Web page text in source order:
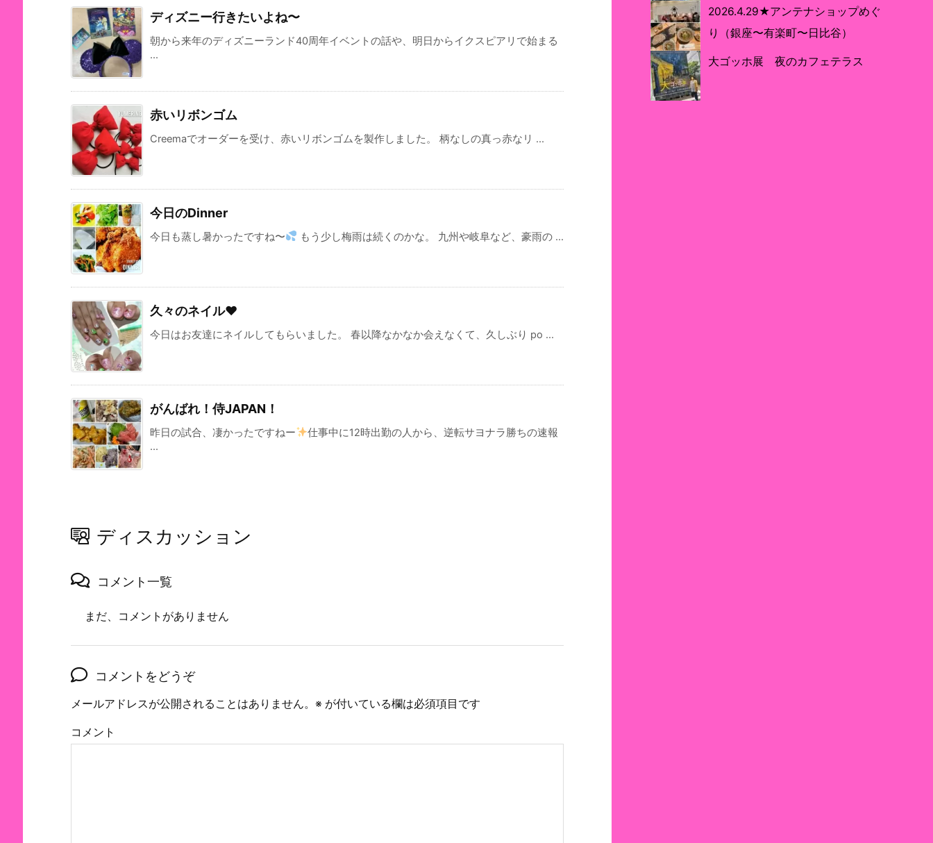
ディズニー行きたいよね〜
朝から来年のディズニーランド40周年イベントの話や、明日からイクスピアリで始まる
...
赤いリボンゴム
Creemaでオーダーを受け、赤いリボンゴムを製作しました。 柄なしの真っ赤なリ ...
今日のDinner
今日も蒸し暑かったですね〜 もう少し梅雨は続くのかな。 九州や岐阜など、豪雨の ...
久々のネイル♥
今日はお友達にネイルしてもらいました。 春以降なかなか会えなくて、久しぶり po ...
がんばれ！侍JAPAN！
昨日の試合、凄かったですねー
仕事中に12時出勤の人から、逆転サヨナラ勝ちの速報
...
ディスカッション
コメント一覧
まだ、コメントがありません
コメントをどうぞ
メールアドレスが公開されることはありません。 ※ が付いている欄は必須項目です
コメント
2026.4.29★アンテナショップめぐ
り（銀座〜有楽町〜日比谷）
大ゴッホ展 夜のカフェテラス